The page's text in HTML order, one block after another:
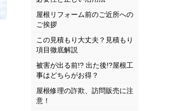
屋根リフォーム前のご近所への
ご挨拶
この見積もり大丈夫？見積もり
項目徹底解説
被害が出る前!? 出た後!?屋根工
事はどちらがお得？
屋根修理の詐欺、訪問販売に注
意！